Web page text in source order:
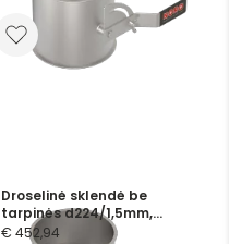
Droselinė sklendė be
tarpinės d224/1,5mm,
rankinė, nerūdijančio plieno
€ 452,94